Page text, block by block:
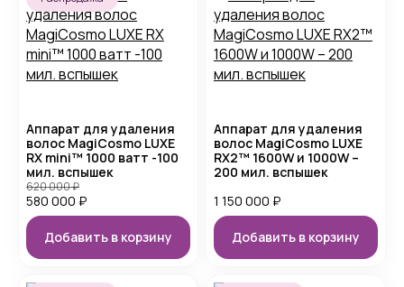
Аппарат для удаления
волос MagiCosmo LUXE
RX mini™ 1000 ватт -100
мил. вспышек
580 000 ₽
620 000₽
Добавить в корзину
Аппарат для удаления
волос MagiCosmo LUXE
RX2™ 1600W и 1000W –
200 мил. вспышек
1 150 000 ₽
Добавить в корзину